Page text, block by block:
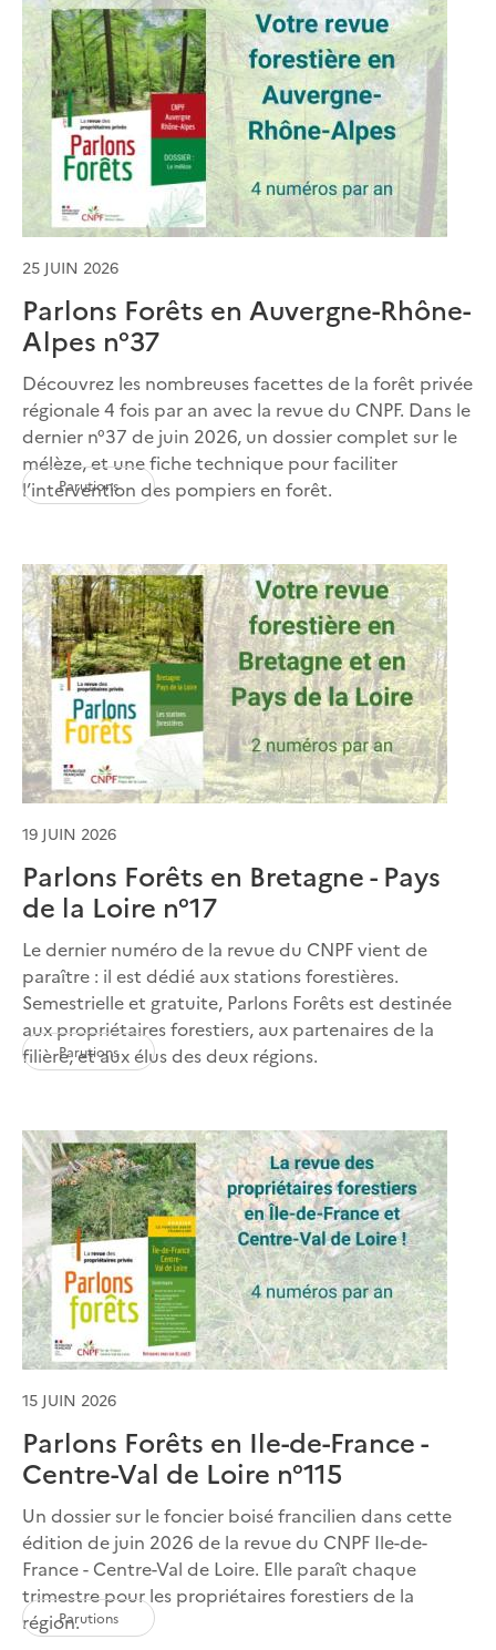
25 JUIN 2026
Parlons Forêts en Auvergne-Rhône-
Alpes n°37
Découvrez les nombreuses facettes de la forêt privée
régionale 4 fois par an avec la revue du CNPF. Dans le
dernier n°37 de juin 2026, un dossier complet sur le
mélèze, et une fiche technique pour faciliter
l’intervention des pompiers en forêt.
Parutions
19 JUIN 2026
Parlons Forêts en Bretagne - Pays
de la Loire n°17
Le dernier numéro de la revue du CNPF vient de
paraître : il est dédié aux stations forestières.
Semestrielle et gratuite, Parlons Forêts est destinée
aux propriétaires forestiers, aux partenaires de la
filière, et aux élus des deux régions.
Parutions
15 JUIN 2026
Parlons Forêts en Ile-de-France -
Centre-Val de Loire n°115
Un dossier sur le foncier boisé francilien dans cette
édition de juin 2026 de la revue du CNPF Ile-de-
France - Centre-Val de Loire. Elle paraît chaque
trimestre pour les propriétaires forestiers de la
région.Parutions